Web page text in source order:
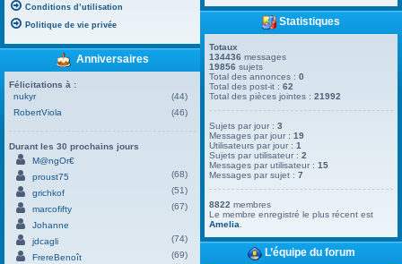
Conditions d’utilisation
Politique de vie privée
Anniversaires
Félicitations à :
nukyr
(44)
RobertViola
(46)
Durant les 30 prochains jours
M@ngOr€
proust75
(68)
grichkof
(51)
marcofifty
(67)
Johanne
jdcagli
(74)
FrereBenoît
(69)
Statistiques
Totaux
134436 messages
19856 sujets
Total des annonces :0
Total des post-it :62
Total des pièces jointes :21992
Sujets par jour :3
Messages par jour :19
Utilisateurs par jour :1
Sujets par utilisateur :2
Messages par utilisateur :15
Messages par sujet :7
8822 membres
Le membre enregistré le plus récent est
Amelia
L’équipe du forum